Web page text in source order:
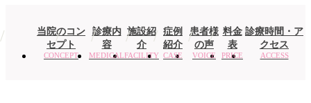
当院のコン
セプト
CONCEPT
診療内
容
MEDICAL
施設紹
介
FACILITY
症例
紹介
CASE
患者様
の声
VOICE
料金
表
PRICE
診療時間・ア
クセス
ACCESS